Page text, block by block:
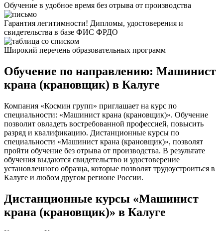
Обучение в удобное время без отрыва от производства
Гарантия легитимности! Дипломы, удостоверения и
свидетельства в базе ФИС ФРДО
Широкий перечень образовательных программ
Обучение по направлению: Машинист
крана (крановщик) в Калуге
Компания «Космин групп» приглашает на курс по
специальности: «Машинист крана (крановщик)». Обучение
позволит овладеть востребованной профессией, повысить
разряд и квалификацию. Дистанционные курсы по
специальности «Машинист крана (крановщик)», позволят
пройти обучение без отрыва от производства. В результате
обучения выдаются свидетельство и удостоверение
установленного образца, которые позволят трудоустроиться в
Калуге и любом другом регионе России.
Дистанционные курсы «Машинист
крана (крановщик)» в Калуге